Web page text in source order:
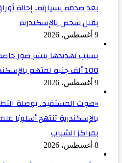
بعد صدمه بسيارته.. إحالة
بقتل شخص بالإسكندرية
9 أغسطس، 2026
100 ألف جنيه لمتهم بالإسكندرية
9 أغسطس، 2026
«صوت المستفيد.. بوصلة
بالإسكندرية تنتهج أسلوبًا
بمراكز الشباب
8 أغسطس، 2026